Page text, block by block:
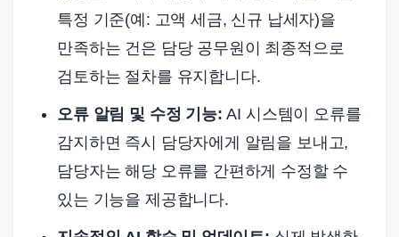
특정 기준(예: 고액 세금, 신규 납세자)을
만족하는 건은 담당 공무원이 최종적으로
검토하는 절차를 유지합니다.
오류 알림 및 수정 기능: AI 시스템이 오류를
감지하면 즉시 담당자에게 알림을 보내고,
담당자는 해당 오류를 간편하게 수정할 수
있는 기능을 제공합니다.